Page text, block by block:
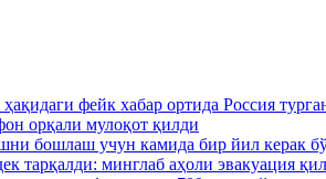
фейк хабар ортида Россия
орқали мулоқот қилди
бошлаш учун камида бир йил керак
тарқалди: минглаб аҳоли эвакуация